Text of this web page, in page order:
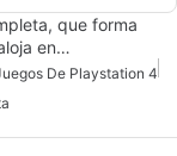
que forma
en…
De Playstation 4